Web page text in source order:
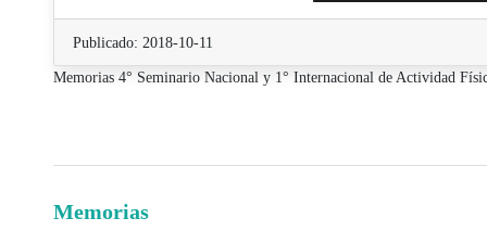
Publicado: 2018-10-11
Memorias 4° Seminario Nacional y 1° Internacional de Actividad
Memorias